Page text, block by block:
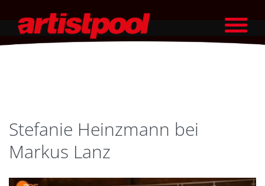
Stefanie Heinzmann bei
Markus Lanz